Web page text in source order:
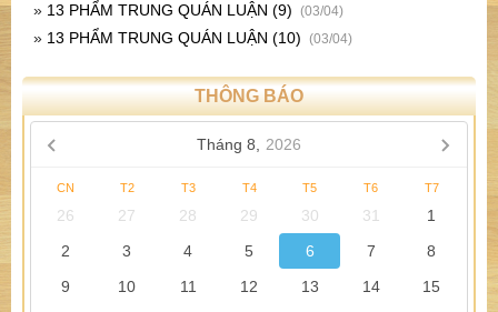
» 13 PHẨM TRUNG QUÁN LUẬN (9) (03/04)
» 13 PHẨM TRUNG QUÁN LUẬN (10) (03/04)
THÔNG BÁO
Tháng 8, 2026
CN T2 T3 T4 T5 T6 T7
26 27 28 29 30 31
1
2
3 4 5 6 7
8
9
10 11 12 13 14
15